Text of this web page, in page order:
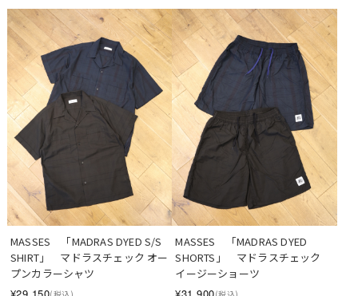
MASSES　「MADRAS DYED S/S
SHIRT」　マドラスチェック オー
プンカラーシャツ
MASSES　「MADRAS DYED
SHORTS」　マドラスチェック
イージーショーツ